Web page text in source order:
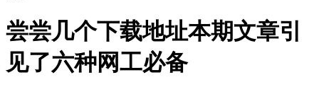
尝尝几个下载地址本期文章引
见了六种网工必备